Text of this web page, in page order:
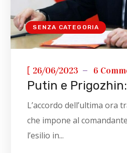
SENZA CATEGORIA
[ 26/06/2023 6
Putin e
L’accordo dell’ultima ora
che impone al
l’esilio in...